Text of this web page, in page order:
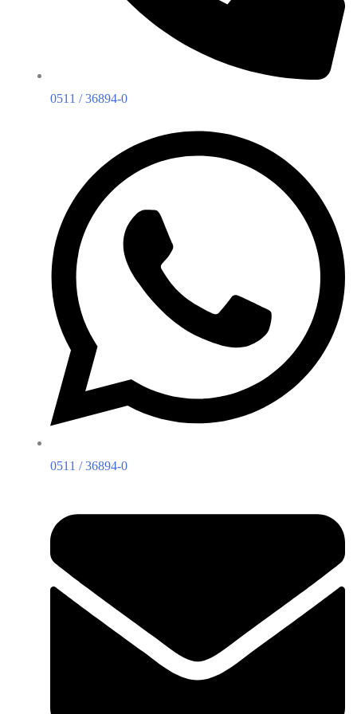
0511 / 36894-0
0511 / 36894-0